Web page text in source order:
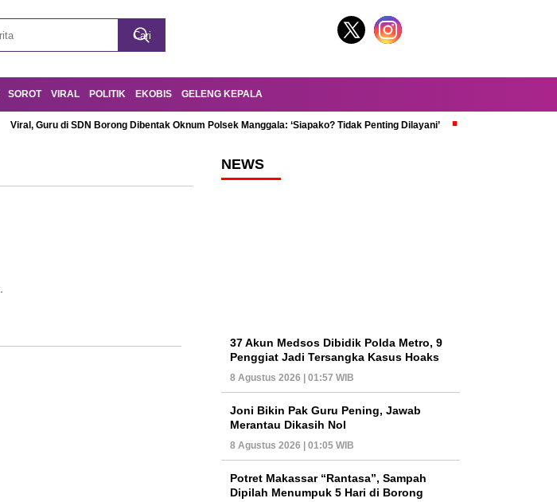
SOROT VIRAL POLITIK EKOBIS GELENG KEPALA
Viral, Guru di SDN Borong Dibentak Oknum Polsek Manggala: ‘Siapako? Tidak Penting Dilayani’
NEWS
37 Akun Medsos Dibidik Polda Metro, 9
Penggiat Jadi Tersangka Kasus Hoaks
8 Agustus 2026 | 01:57 WIB
Joni Bikin Pak Guru Pening, Jawab
Merantau Dikasih Nol
8 Agustus 2026 | 01:05 WIB
Potret Makassar “Rantasa”, Sampah
Dipilah Menumpuk 5 Hari di Borong